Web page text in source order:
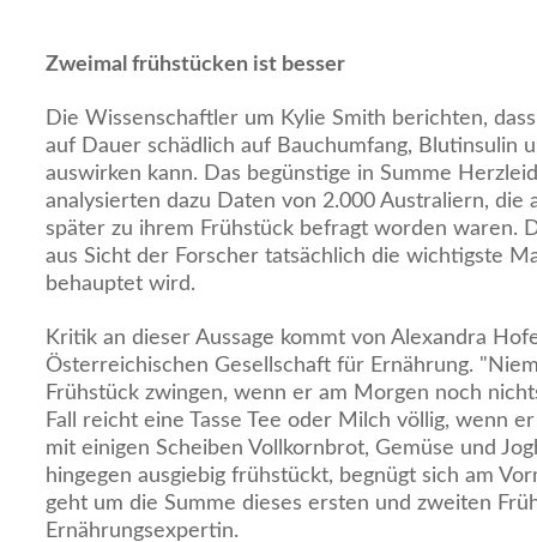
Zweimal frühstücken ist besser
Die Wissenschaftler um Kylie Smith berichten,
auf Dauer schädlich auf Bauchumfang, Blutinsulin
auswirken kann. Das begünstige in Summe
analysierten dazu Daten von 2.000 Australiern, die
später zu ihrem Frühstück befragt worden waren.
aus Sicht der Forscher tatsächlich die wichtigste
behauptet wird.
Kritik an dieser Aussage kommt von Alexandra
Österreichischen Gesellschaft für Ernährung.
Frühstück zwingen, wenn er am Morgen noch
Fall reicht eine Tasse Tee oder Milch völlig, wenn
mit einigen Scheiben Vollkornbrot, Gemüse und
hingegen ausgiebig frühstückt, begnügt sich am
geht um die Summe dieses ersten und zweiten
Ernährungsexpertin.